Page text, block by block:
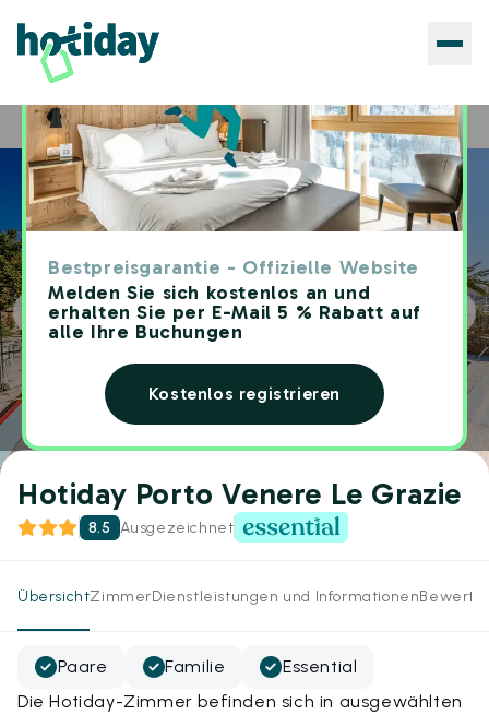
Bestpreisgarantie - Offizielle Website
Melden Sie sich kostenlos an und
erhalten Sie per E-Mail 5 % Rabatt auf
alle Ihre Buchungen
Kostenlos registrieren
Home Hotels Hotiday Porto Venere Le Grazie
Hotiday Porto Venere Le Grazie
8.5 Ausgezeichnet
ÜbersichtZimmerDienstleistungen und Informationen
Paare Familie
Essential
Die Hotiday-Zimmer befinden sich in ausgewählten